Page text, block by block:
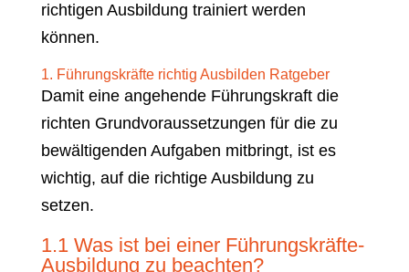
richtigen Ausbildung trainiert werden
können.
1. Führungskräfte richtig Ausbilden Ratgeber
Damit eine angehende Führungskraft die
richten Grundvoraussetzungen für die zu
bewältigenden Aufgaben mitbringt, ist es
wichtig, auf die richtige Ausbildung zu
setzen.
1.1 Was ist bei einer Führungskräfte-
Ausbildung zu beachten?